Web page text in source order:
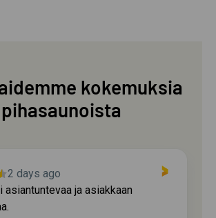
kokemuksia
pihasaunoista
2 days ago
asiantuntevaa ja asiakkaan